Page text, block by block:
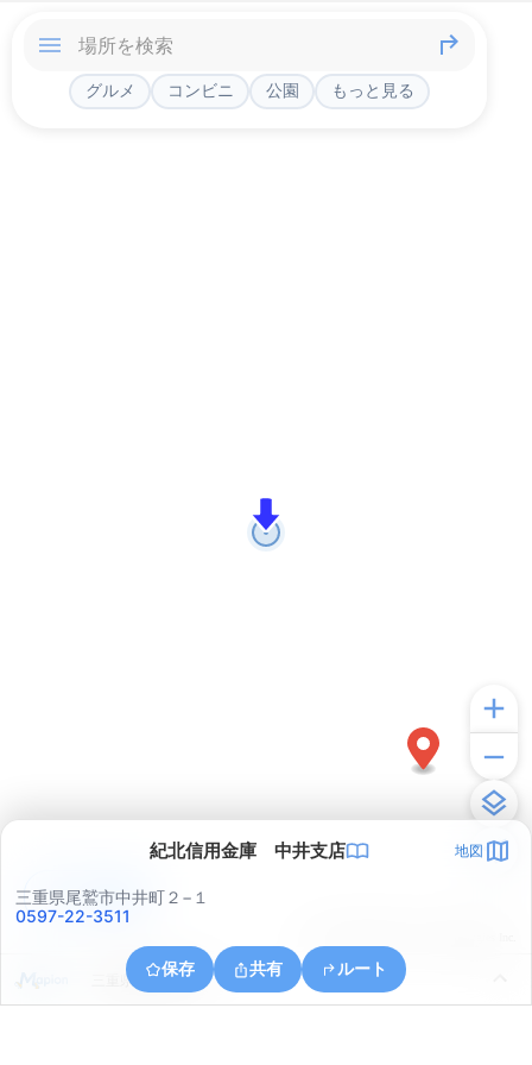
グルメ コンビニ 公園 もっと見る
紀北信用金庫 中井支店 地図
三重県尾鷲市中井町２−１
0597-22-3511
保存 共有 ルート
三重県尾鷲市南浦
アプリで見る